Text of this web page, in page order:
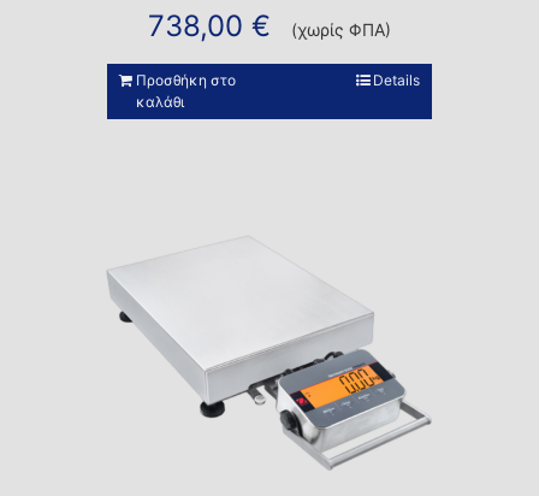
738,00 € (χωρίς ΦΠΑ)
Προσθήκη στο
καλάθι
Details